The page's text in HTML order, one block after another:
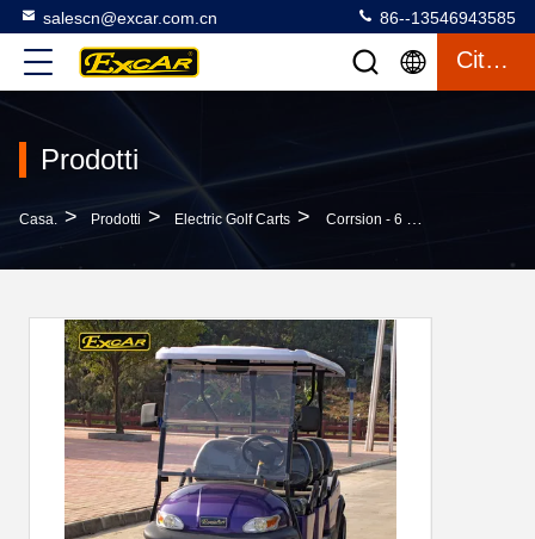
salescn@excar.com.cn 86--13546943585
Citazione
Prodotti
Casa. > Prodotti > Electric Golf Carts > Corrsion - 6 Carretti Di Golf Elettrici Resistenti Della Persona Con Le Luci Anteriori O Posteriori Del LED E Horn